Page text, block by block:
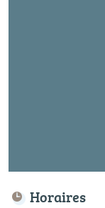
Horaires